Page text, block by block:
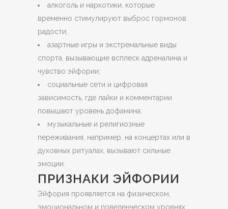
алкоголь и наркотики, которые
временно стимулируют выброс гормонов
радости;
азартные игры и экстремальные виды
спорта, вызывающие всплеск адреналина и
чувство эйфории;
социальные сети и цифровая
зависимость, где лайки и комментарии
повышают уровень дофамина;
музыкальные и религиозные
переживания, например, на концертах или в
духовных ритуалах, вызывают сильные
эмоции.
ПРИЗНАКИ ЭЙФОРИИ
Эйфория проявляется на физическом,
эмоциональном и поведенческом уровнях.